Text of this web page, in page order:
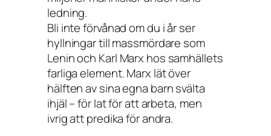
ledning.
Bli inte förvånad om du i år ser
hyllningar till massmördare som
Lenin och Karl Marx hos samhällets
farliga element. Marx lät över
hälften av sina egna barn svälta
ihjäl – för lat för att arbeta, men
ivrig att predika för andra.